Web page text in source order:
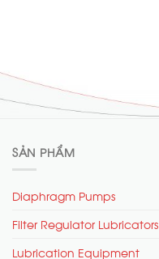
SẢN PHẨM
Diaphragm Pumps
Filter Regulator Lubricators
Lubrication Equipment